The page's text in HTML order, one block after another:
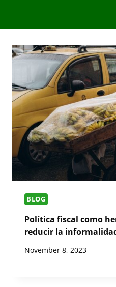
BLOG
Política fiscal como
reducir la
November 8, 2023